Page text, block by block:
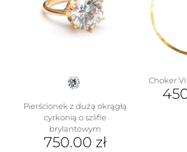
Opcje
można
wybrać
Pierścionek z dużą okrągłą
cyrkonią o szlifie
brylantowym
750.00 zł
Choker